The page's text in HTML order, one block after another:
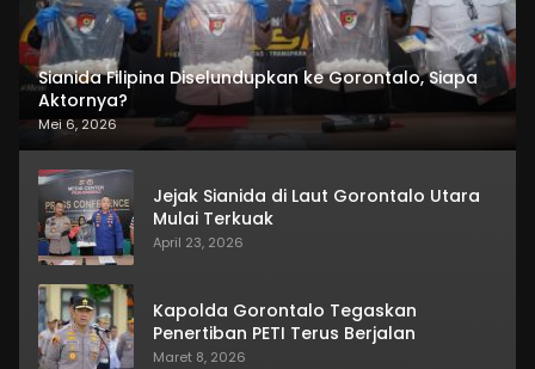
Sianida Filipina Diselundupkan ke Gorontalo, Siapa
Aktornya?
Mei 6, 2026
Jejak Sianida di Laut Gorontalo Utara
Mulai Terkuak
April 23, 2026
Kapolda Gorontalo Tegaskan
Penertiban PETI Terus Berjalan
Maret 8, 2026